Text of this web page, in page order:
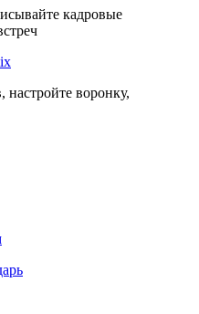
кадровые
настройте воронку,